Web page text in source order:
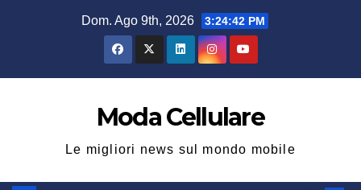
Dom. Ago 9th, 2026 3:24:43 PM
Moda Cellulare
Le migliori news sul mondo mobile